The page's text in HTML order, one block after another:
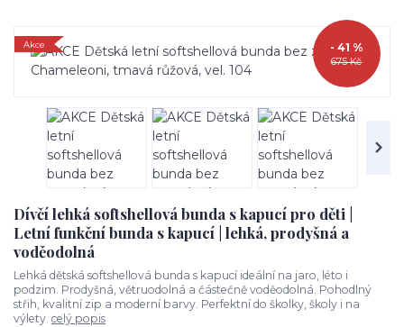
Akce
675 Kč
- 41 %
Dívčí lehká softshellová bunda s kapucí pro děti |
Letní funkční bunda s kapucí | lehká, prodyšná a
voděodolná
Lehká dětská softshellová bunda s kapucí ideální na jaro, léto i
podzim. Prodyšná, větruodolná a částečně voděodolná. Pohodlný
střih, kvalitní zip a moderní barvy. Perfektní do školky, školy i na
výlety. celý popis